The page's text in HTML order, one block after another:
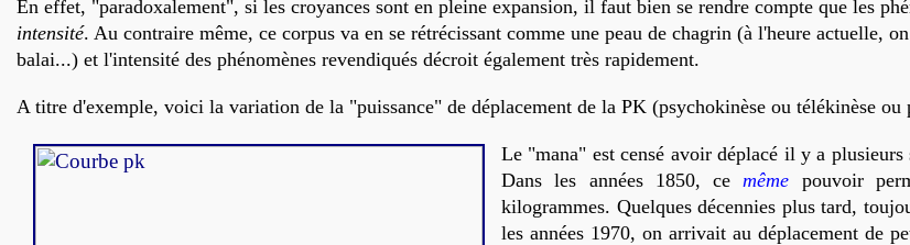
En effet, "paradoxalement", si les croyances sont en pleine expansion, il faut bien se rendre compte que les
intensité. Au contraire même, ce corpus va en se rétrécissant comme une peau de chagrin (à l'heure actuelle,
balai...) et l'intensité des phénomènes revendiqués décroit également très rapidement.
A titre d'exemple, voici la variation de la "puissance" de déplacement de la PK (psychokinèse ou télékinèse
Le "mana" est censé avoir déplacé il y a plusieurs
Dans les années 1850, ce même pouvoir
kilogrammes. Quelques décennies plus tard,
les années 1970, on arrivait au déplacement de